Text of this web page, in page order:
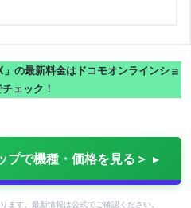
の最新料金はドコモオンラインショ
ェック！
プで機種・価格を見る＞
す。最新情報は公式でご確認ください。